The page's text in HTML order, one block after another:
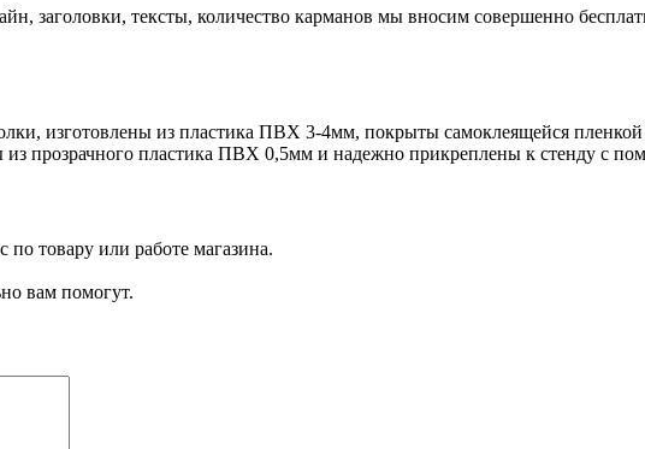
заголовки, тексты, количество карманов мы вносим совершенно
изготовлены из пластика ПВХ 3-4мм, покрыты самоклеящейся
прозрачного пластика ПВХ 0,5мм и надежно прикреплены к стенду с
товару или работе магазина.
вам помогут.